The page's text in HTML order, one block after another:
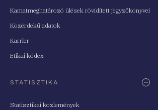
Kamatmeghatározó ülések rövidített jegyzőkönyvei
Közérdekű adatok
Karrier
Etikai kódex
STATISZTIKA
Statisztikai közlemények